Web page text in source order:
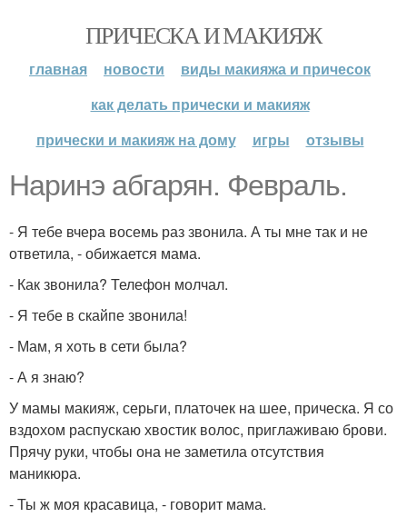
ПРИЧЕСКА И МАКИЯЖ
главная новости
виды макияжа и причесок
как делать прически и макияж
прически и макияж на дому
игры отзывы
Наринэ абгарян. Февраль.
- Я тебе вчера восемь раз звонила. А ты мне так и не
ответила, - обижается мама.
- Как звонила? Телефон молчал.
- Я тебе в скайпе звонила!
- Мам, я хоть в сети была?
- А я знаю?
У мамы макияж, серьги, платочек на шее, прическа. Я со
вздохом распускаю хвостик волос, приглаживаю брови.
Прячу руки, чтобы она не заметила отсутствия
маникюра.
- Ты ж моя красавица, - говорит мама.